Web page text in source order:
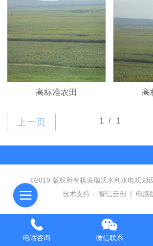
高标准农田 高
©2019 版权所有杨凌瑞沃水利水电规划
技术支持： 智信云创 | 电脑
电话咨询 微信联系